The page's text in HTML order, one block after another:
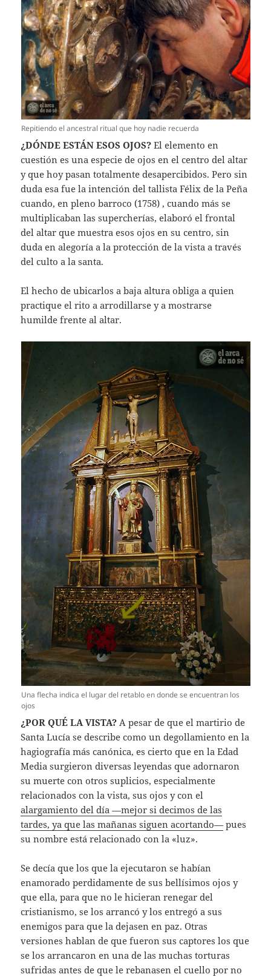
Repitiendo el ancestral ritual que hoy nadie recuerda
¿DÓNDE ESTÁN ESOS OJOS? El elemento en
cuestión es una especie de ojos en el centro del altar
y que hoy pasan totalmente desapercibidos. Pero sin
duda esa fue la intención del tallista Félix de la Peña
cuando, en pleno barroco (1758) , cuando más se
multiplicaban las supercherías, elaboró el frontal
del altar que muestra esos ojos en su centro, sin
duda en alegoría a la protección de la vista a través
del culto a la santa.
El hecho de ubicarlos a baja altura obliga a quien
practique el rito a arrodillarse y a mostrarse
humilde frente al altar.
Una flecha indica el lugar del retablo en donde se encuentran los
ojos
¿POR QUÉ LA VISTA? A pesar de que el martirio de
Santa Lucía se describe como un degollamiento en la
hagiografía más canónica, es cierto que en la Edad
Media surgieron diversas leyendas que adornaron
su muerte con otros suplicios, especialmente
relacionados con la vista, sus ojos y con el
alargamiento del día —mejor si decimos de las
tardes, ya que las mañanas siguen acortando— pues
su nombre está relacionado con la «luz».
Se decía que los que la ejecutaron se habían
enamorado perdidamente de sus bellísimos ojos y
que ella, para que no le hicieran renegar del
cristianismo, se los arrancó y los entregó a sus
enemigos para que la dejasen en paz. Otras
versiones hablan de que fueron sus captores los que
se los arrancaron en una de las muchas torturas
sufridas antes de que le rebanasen el cuello por no